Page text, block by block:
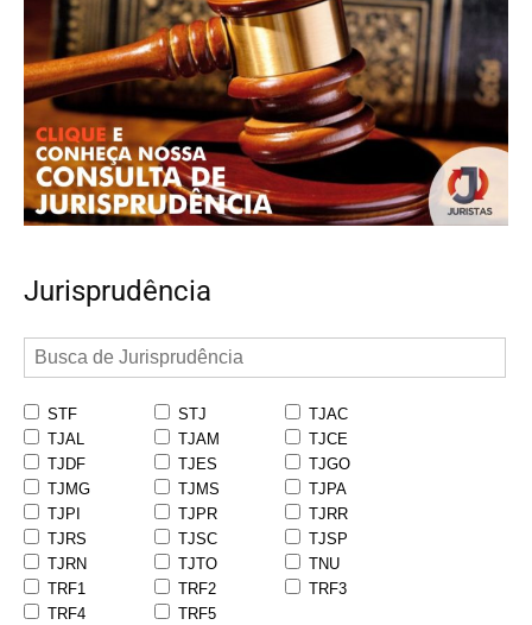
Jurisprudência
STF STJ
TJAC
TJAL
TJAM
TJCE
TJDF
TJES
TJGO
TJMG
TJMS
TJPA
TJPI
TJPR
TJRR
TJRS
TJSC
TJSP
TJRN
TJTO
TNU
TRF1
TRF2
TRF3
TRF4
TRF5